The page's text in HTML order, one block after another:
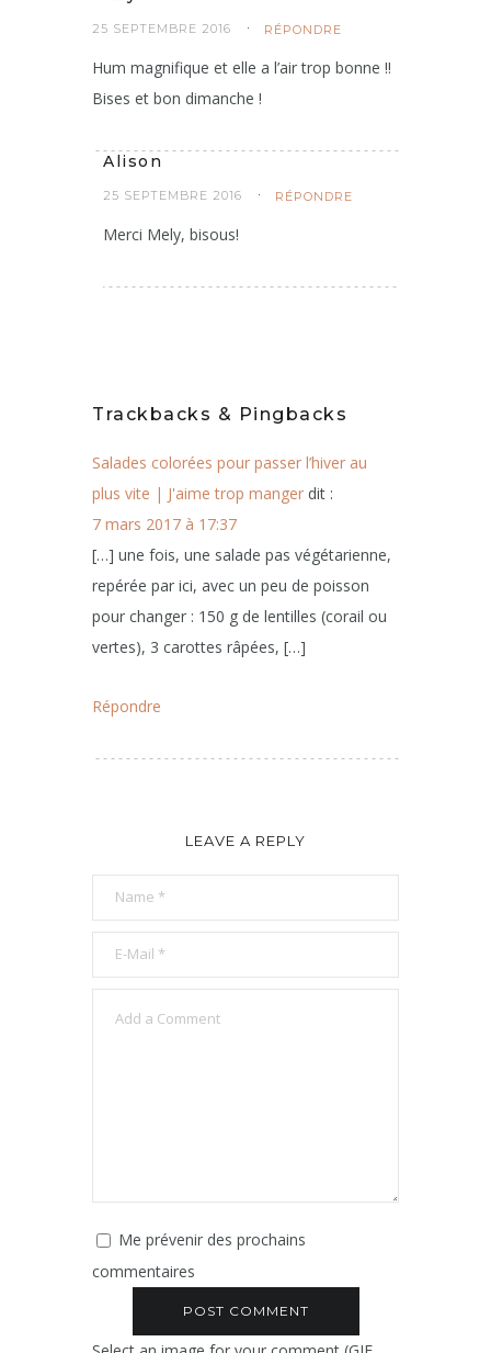
25 SEPTEMBRE 2016 RÉPONDRE
Hum magnifique et elle a l’air trop bonne !!
Bises et bon dimanche !
Alison
25 SEPTEMBRE 2016 RÉPONDRE
Merci Mely, bisous!
Trackbacks & Pingbacks
Salades colorées pour passer l’hiver au
plus vite | J'aime trop manger dit :
7 mars 2017 à 17:37
[…] une fois, une salade pas végétarienne,
repérée par ici, avec un peu de poisson
pour changer : 150 g de lentilles (corail ou
vertes), 3 carottes râpées, […]
Répondre
LEAVE A REPLY
Me prévenir des prochains
commentaires